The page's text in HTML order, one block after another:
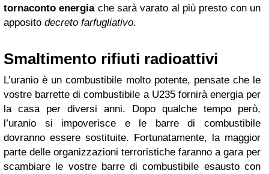
tornaconto energiache sarà varato al più presto con un
apposito decreto farfugliativo.
Smaltimento rifiuti radioattivi
L’uranio è un combustibile molto potente, pensate che le
vostre barrette di combustibile a U235 fornirà energia per
la casa per diversi anni. Dopo qualche tempo però,
l’uranio si impoverisce e le barre di combustibile
dovranno essere sostituite. Fortunatamente, la maggior
parte delle organizzazioni terroristiche faranno a gara per
scambiare le vostre barre di combustibile esausto con